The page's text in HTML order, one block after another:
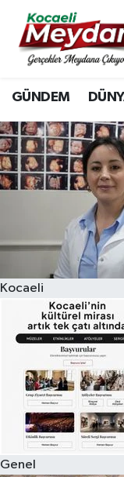
GÜNDEM
Kocaeli
Genel
Nöbetçi
Hava
Trafik
Süper Lig
Tüm
Son Dakika
Haber Arşivi